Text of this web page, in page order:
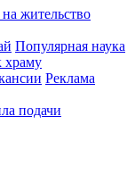
жительство
Популярная наука
храму
Реклама
подачи